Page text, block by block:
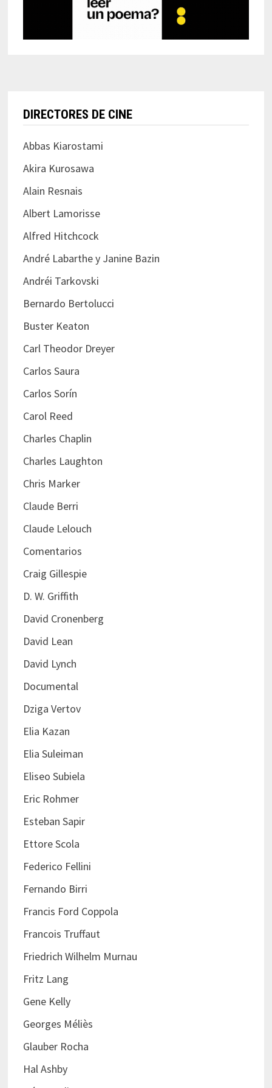
DIRECTORES DE CINE
Abbas Kiarostami
Akira Kurosawa
Alain Resnais
Albert Lamorisse
Alfred Hitchcock
André Labarthe y Janine Bazin
Andréi Tarkovski
Bernardo Bertolucci
Buster Keaton
Carl Theodor Dreyer
Carlos Saura
Carlos Sorín
Carol Reed
Charles Chaplin
Charles Laughton
Chris Marker
Claude Berri
Claude Lelouch
Comentarios
Craig Gillespie
D. W. Griffith
David Cronenberg
David Lean
David Lynch
Documental
Dziga Vertov
Elia Kazan
Elia Suleiman
Eliseo Subiela
Eric Rohmer
Esteban Sapir
Ettore Scola
Federico Fellini
Fernando Birri
Francis Ford Coppola
Francois Truffaut
Friedrich Wilhelm Murnau
Fritz Lang
Gene Kelly
Georges Méliès
Glauber Rocha
Hal Ashby